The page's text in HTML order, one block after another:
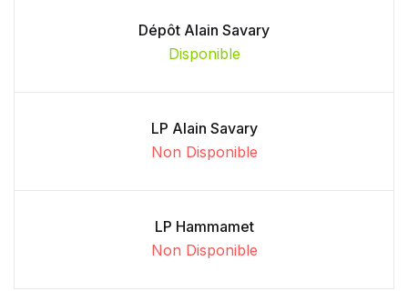
Dépôt Alain Savary
Disponible
LP Alain Savary
Non Disponible
LP Hammamet
Non Disponible